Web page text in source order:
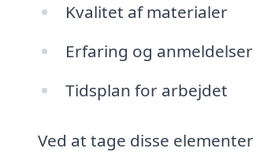
Kvalitet af materialer
Erfaring og
Tidsplan for arbejdet
Ved at tage disse